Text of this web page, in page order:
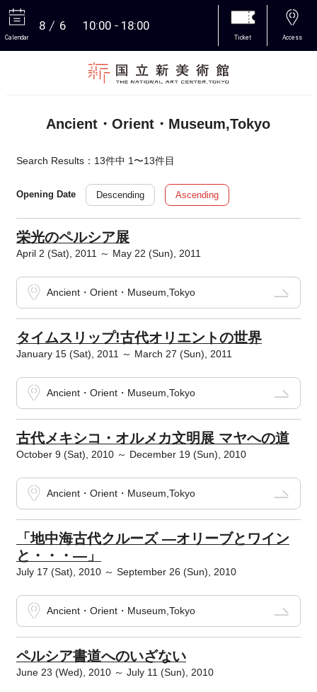
Calendar
8 6 10:00 18:00
Ticket Access
Ancient・Orient・Museum,Tokyo
Search Results：13件中 1〜13件目
Opening Date Descending Ascending
栄光のペルシア展
April 2 (Sat), 2011 ～ May 22 (Sun), 2011
Ancient・Orient・Museum,Tokyo
タイムスリップ!古代オリエントの世界
January 15 (Sat), 2011 ～ March 27 (Sun), 2011
Ancient・Orient・Museum,Tokyo
古代メキシコ・オルメカ文明展 マヤへの道
October 9 (Sat), 2010 ～ December 19 (Sun), 2010
Ancient・Orient・Museum,Tokyo
「地中海古代クルーズ ―オリーブとワイン
と・・・―」
July 17 (Sat), 2010 ～ September 26 (Sun), 2010
Ancient・Orient・Museum,Tokyo
ペルシア書道へのいざない
June 23 (Wed), 2010 ～ July 11 (Sun), 2010